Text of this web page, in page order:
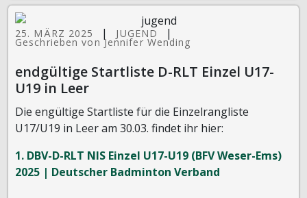
25. MÄRZ 2025 | JUGEND |
Geschrieben von Jennifer Wending
endgültige Startliste D-RLT Einzel U17-
U19 in Leer
Die engültige Startliste für die Einzelrangliste
U17/U19 in Leer am 30.03. findet ihr hier:
1. DBV-D-RLT NIS Einzel U17-U19 (BFV Weser-Ems)
2025 | Deutscher Badminton Verband